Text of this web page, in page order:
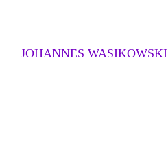
JOHANNES WASIKOWSKI